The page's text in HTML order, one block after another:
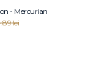
- Mercurian
lei